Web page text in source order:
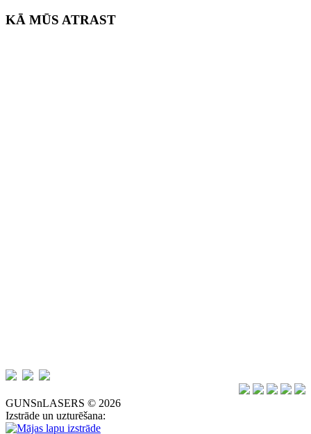
KĀ MŪS ATRAST
GUNSnLASERS © 2026
Izstrāde un uzturēšana: